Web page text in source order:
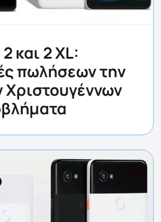
και 2 XL:
πωλήσεων την
Χριστουγέννων